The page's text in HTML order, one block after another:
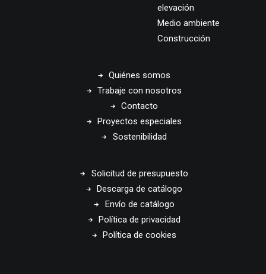
elevación
Medio ambiente
Construcción
Quiénes somos
Trabaje con nosotros
Contacto
Proyectos especiales
Sostenibilidad
Solicitud de presupuesto
Descarga de catálogo
Envío de catálogo
Política de privacidad
Política de cookies